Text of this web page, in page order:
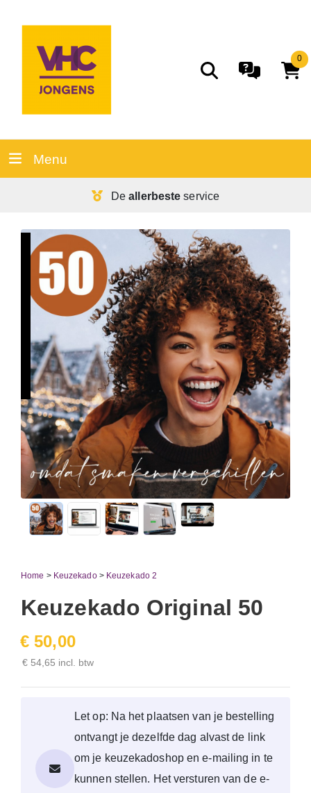
0
Menu
Deallerbeste service
Home > Keuzekado> Keuzekado 2
Keuzekado Original 50
€ 50,00
€ 54,65 incl. btw
Let op: Na het plaatsen van je bestelling
ontvangt je dezelfde dag alvast de link
om je keuzekadoshop en e-mailing in te
kunnen stellen. Het versturen van de e-